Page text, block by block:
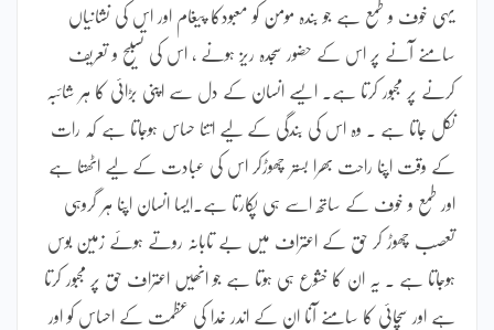
یہی خوف و طمع ہے جو بندہ مومن کو معبودکا پیغام اور اس کی نشانیاں
سامنے آنے پر اس کے حضور سجدہ ریز ہونے ، اس کی تسبیح و تعریف
کرنے پر مجبور کرتا ہے۔ ایسے انسان کے دل سے اپنی بڑائی کا ہر شائبہ
نکل جاتا ہے ۔ وہ اس کی بندگی کے لیے اتنا حساس ہوجاتا ہے کہ رات
کے وقت اپنا راحت بھرا بستر چھوڑکر اس کی عبادت کے لیے اٹھتا ہے
اور طمع و خوف کے ساتھ اسے ہی پکارتا ہے۔ایسا انسان اپنا ہر گروہی
تعصب چھوڑ کر حق کے اعتراف میں بے تابانہ روتے ہوئے زمین بوس
ہوجاتا ہے ۔ یہ ان کا خشوع ہی ہوتا ہے جو انھیں اعتراف حق پر مجبور کرتا
ہے اور سچائی کا سامنے آنا ان کے اندر خدا کی عظمت کے احساس کو اور